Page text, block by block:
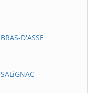
D'ASSE